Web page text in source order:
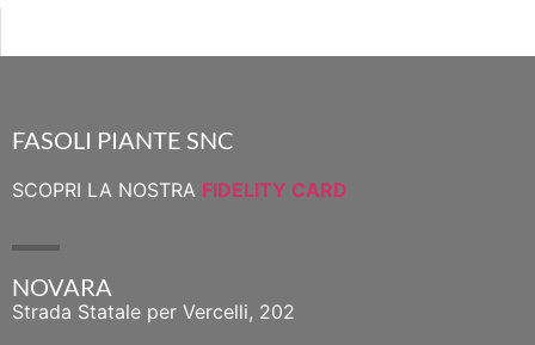
FASOLI PIANTE SNC
SCOPRI LA NOSTRA FIDELITY CARD
NOVARA
Strada Statale per Vercelli, 202